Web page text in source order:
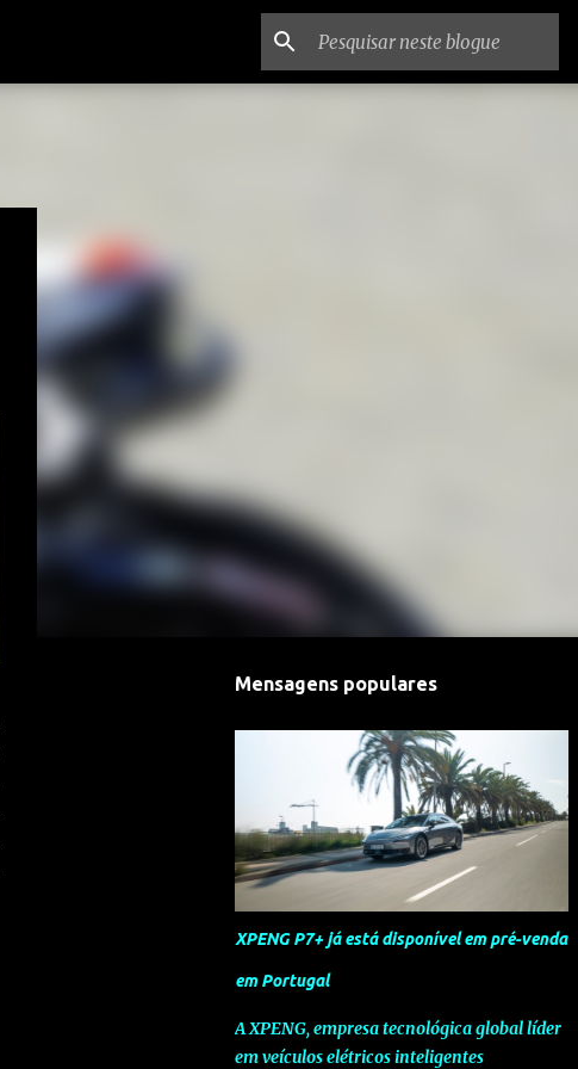
Mensagens populares
XPENG P7+ já está disponível em pré-venda
em Portugal
A XPENG, empresa tecnológica global líder
em veículos elétricos inteligentes